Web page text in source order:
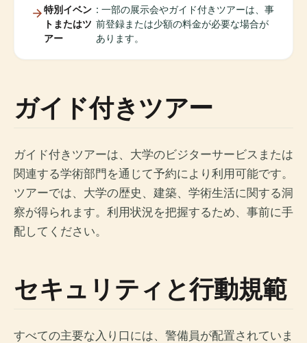
特別イベン
トまたはツ
アー
: 一部の展示会やガイド付きツアーは、事
前登録または少額の料金が必要な場合が
あります。
ガイド付きツアー
ガイド付きツアーは、大学のビジターサービスまたは
関連する学術部門を通じて予約により利用可能です。
ツアーでは、大学の歴史、建築、学術生活に関する洞
察が得られます。利用状況を把握するため、事前に手
配してください。
セキュリティと行動規範
すべての主要な入り口には、警備員が配置されていま